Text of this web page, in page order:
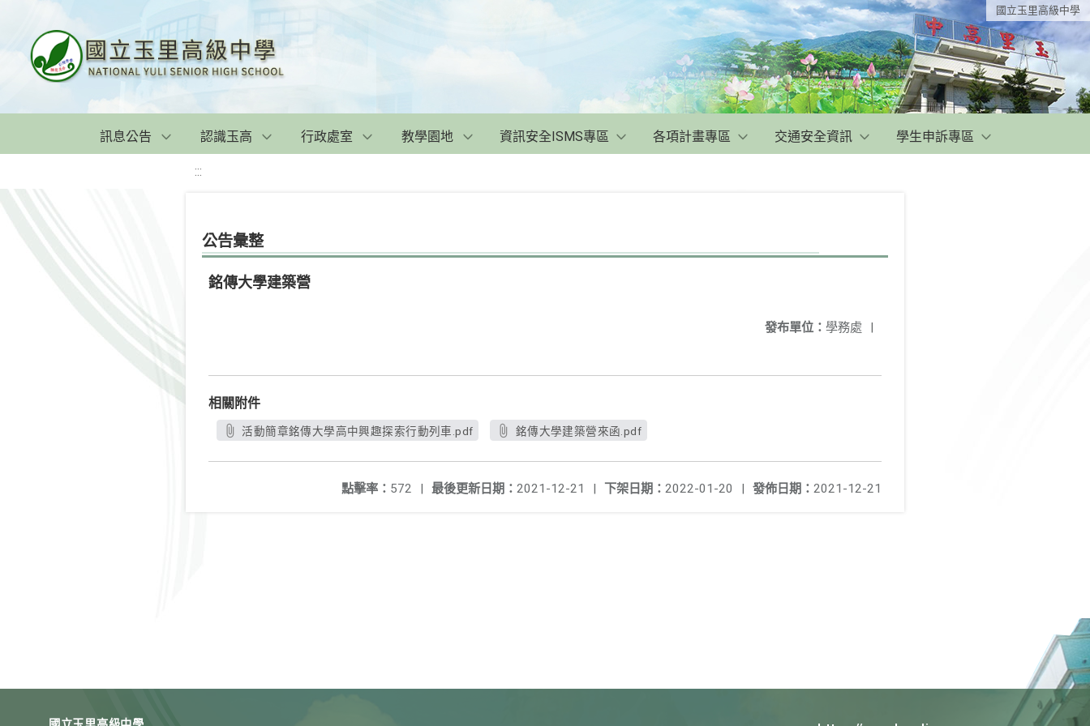
國立玉里高級中學
訊息公告 認識玉高 行政處室 教學園地 資訊安全ISMS專區 各項計畫專區 交通安全資訊 學生申訴專區
:::
公告彙整
銘傳大學建築營
發布單位： 學務處 |
相關附件
活動簡章銘傳大學高中興趣探索行動列車.pdf 銘傳大學建築營來函.pdf
發佈日期： 2021-12-21
下架日期： 2022-01-20 |
最後更新日期： 2021-12-21 |
點擊率： 572 |